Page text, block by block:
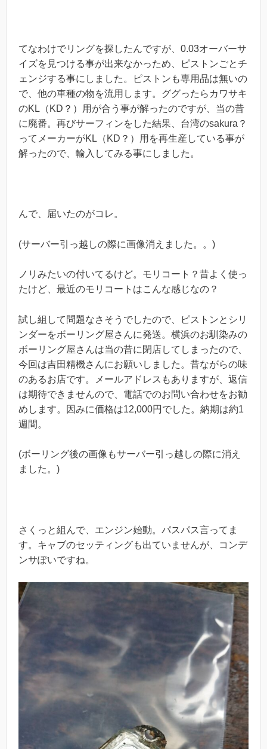
てなわけでリングを探したんですが、0.03オーバーサ
イズを見つける事が出来なかっため、ピストンごとチ
ェンジする事にしました。ピストンも専用品は無いの
で、他の車種の物を流用します。ググったらカワサキ
のKL（KD？）用が合う事が解ったのですが、当の昔
に廃番。再びサーフィンをした結果、台湾のsakura？
ってメーカーがKL（KD？）用を再生産している事が
解ったので、輸入してみる事にしました。
んで、届いたのがコレ。
(サーバー引っ越しの際に画像消えました。。)
ノリみたいの付いてるけど。モリコート？昔よく使っ
たけど、最近のモリコートはこんな感じなの？
試し組して問題なさそうでしたので、ピストンとシリ
ンダーをボーリング屋さんに発送。横浜のお馴染みの
ボーリング屋さんは当の昔に閉店してしまったので、
今回は吉田精機さんにお願いしました。昔ながらの味
のあるお店です。メールアドレスもありますが、返信
は期待できませんので、電話でのお問い合わせをお勧
めします。因みに価格は12,000円でした。納期は約1
週間。
(ボーリング後の画像もサーバー引っ越しの際に消え
ました。)
さくっと組んで、エンジン始動。パスパス言ってま
す。キャブのセッティングも出ていませんが、コンデ
ンサぽいですね。